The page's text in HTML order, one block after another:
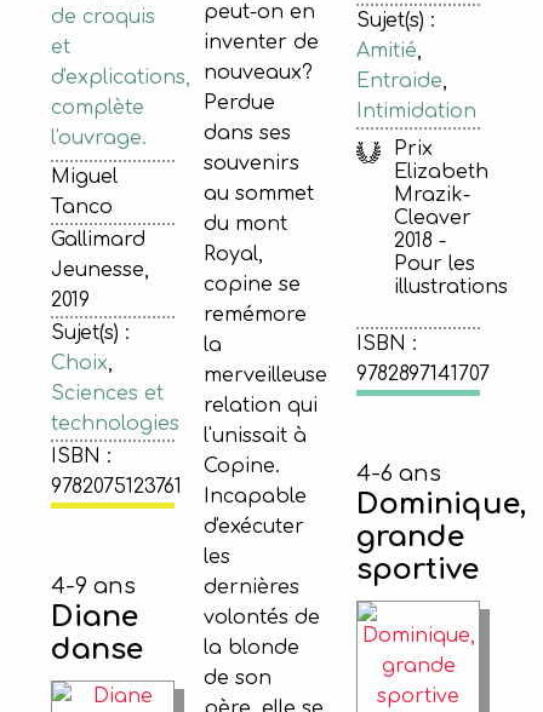
de croquis
et
d'explications,
complète
l'ouvrage.
Miguel
Tanco
Gallimard
Jeunesse,
2019
Sujet(s) :
Choix,
Sciences et
technologies
ISBN :
9782075123761
peut-on en
inventer de
nouveaux?
Perdue
dans ses
souvenirs
au sommet
du mont
Royal,
copine se
remémore
la
merveilleuse
relation qui
l'unissait à
Copine.
Incapable
d'exécuter
les
dernières
volontés de
la blonde
de son
Sujet(s) :
Amitié,
Entraide,
Intimidation
Prix
Elizabeth
Mrazik-
Cleaver
2018 -
Pour les
illustrations
ISBN :
9782897141707
4-9 ans
Diane
danse
4-6 ans
Dominique,
grande
sportive